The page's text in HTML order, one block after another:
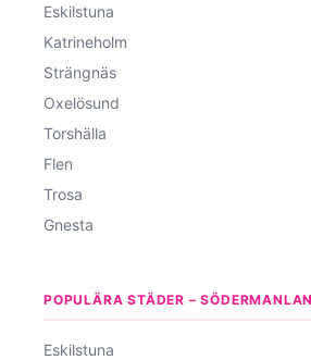
Eskilstuna
Katrineholm
Strängnäs
Oxelösund
Torshälla
Flen
Trosa
Gnesta
POPULÄRA STÄDER –
Eskilstuna